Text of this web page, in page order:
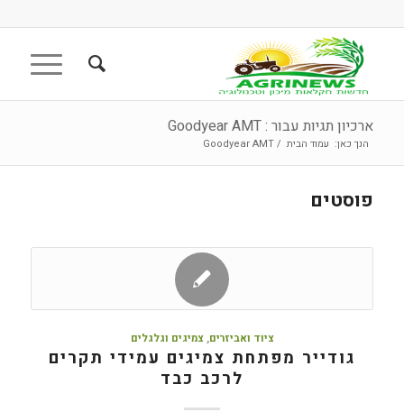
ארכיון תגיות עבור : Goodyear AMT
הנך כאן: עמוד הבית /
Goodyear AMT
פוסטים
ציוד ואביזרים,צמיגים וגלגלים
גודייר מפתחת צמיגים עמידי תקרים
לרכב כבד